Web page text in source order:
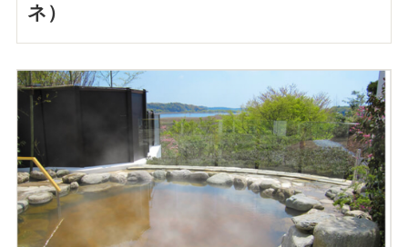
ネ）